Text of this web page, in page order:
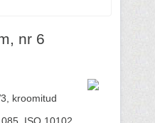
nr 6
kroomitud